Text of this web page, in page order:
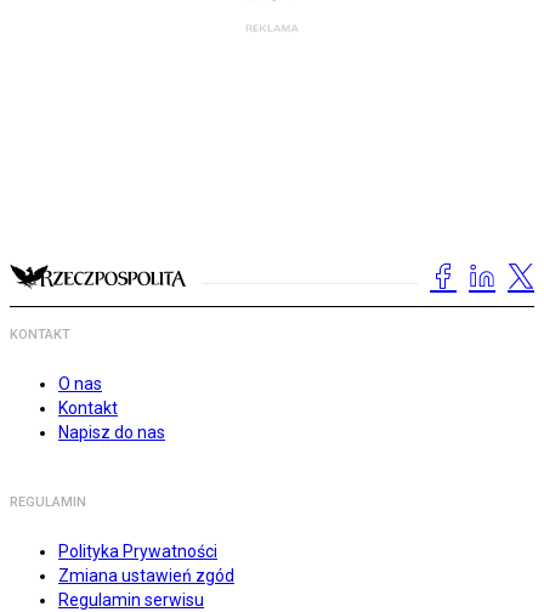
KONTAKT
O nas
Kontakt
Napisz do nas
REGULAMIN
Polityka Prywatności
Zmiana ustawień zgód
Regulamin serwisu